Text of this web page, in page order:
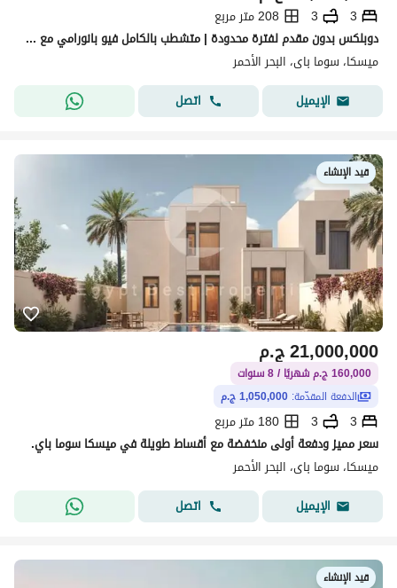
3
3
208 متر مربع
دوبلكس بدون مقدم لفترة محدودة | متشطب بالكامل فيو بانورامي مع امكانية التقسيط
ميسكا، سوما باى، البحر الأحمر
الإيميل
اتصل
قيد الإنشاء
ج.م21,000,000
160,000 ج.م شهريًا / 8 سنوات
الدفعة المقدّمة: 1,050,000 ج.م
3
3
180 متر مربع
سعر مميز ودفعة أولى منخفضة مع أقساط طويلة في ميسكا سوما باي.
ميسكا، سوما باى، البحر الأحمر
الإيميل
اتصل
قيد الإنشاء